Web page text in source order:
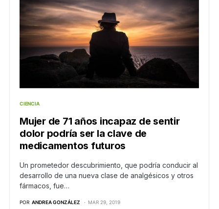
CIENCIA
Mujer de 71 años incapaz de sentir
dolor podría ser la clave de
medicamentos futuros
Un prometedor descubrimiento, que podría conducir al
desarrollo de una nueva clase de analgésicos y otros
fármacos, fue…
POR ANDREA GONZÁLEZ MAR 29, 2019